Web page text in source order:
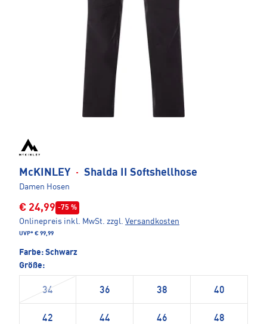
McKINLEY · Shalda II Softshellhose
Damen Hosen
€ 24,99 -75 %
Onlinepreis inkl. MwSt. zzgl. Versandkosten
UVP* € 99,99
Farbe: Schwarz
Größe:
34 36 38 40
42 44 46 48